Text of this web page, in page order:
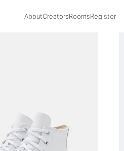
AboutCreatorsRoomsRegister